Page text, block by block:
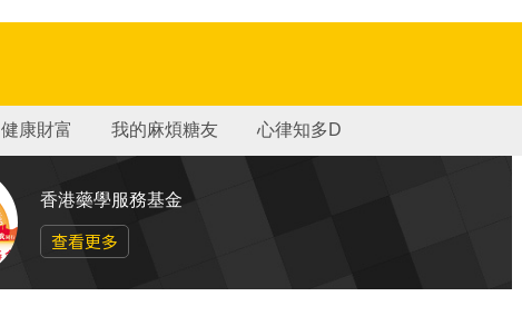
健康財富 我的麻煩糖友 心律知多D
香港藥學服務基金
查看更多